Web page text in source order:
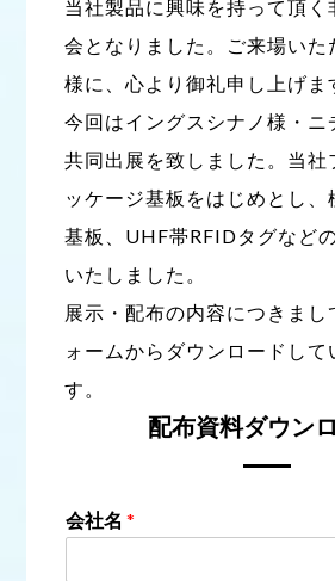
当社製品に興味を持って頂く
会となりました。ご来場いた
様に、心より御礼申し上げま
今回はイングスシナノ様・ニ
共同出展を致しました。当社
ッケージ基板をはじめとし、
基板、UHF帯RFIDタグなど
いたしました。
展示・配布の内容につきまし
ォームからダウンロードして
す。
配布資料ダウン
会社名*